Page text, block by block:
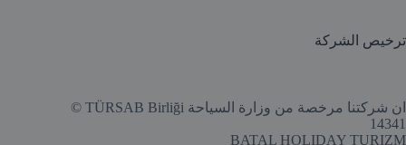
ترخيص الشركة
ان شركتنا مرخصة من وزارة السياحة TÜRSAB Birliği ©
14341
BATAL HOLIDAY TURIZM